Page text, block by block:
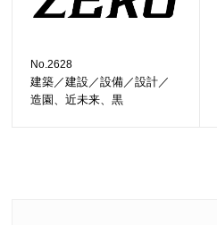
No.2628
建築／建設／設備／設計／
造園、近未来、黒